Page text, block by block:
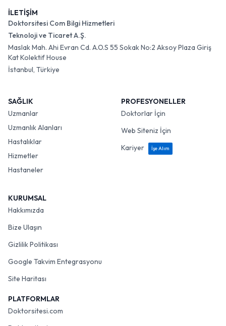
İLETİŞİM
Doktorsitesi Com Bilgi Hizmetleri
Teknoloji ve Ticaret A.Ş.
Maslak Mah. Ahi Evran Cd. A.O.S 55 Sokak No:2 Aksoy Plaza Giriş
Kat Kolektif House
İstanbul, Türkiye
SAĞLIK
Uzmanlar
Uzmanlık Alanları
Hastalıklar
Hizmetler
Hastaneler
PROFESYONELLER
Doktorlar İçin
Web Siteniz İçin
Kariyer
İşe Alım
KURUMSAL
Hakkımızda
Bize Ulaşın
Gizlilik Politikası
Google Takvim Entegrasyonu
Site Haritası
PLATFORMLAR
Doktorsitesi.com